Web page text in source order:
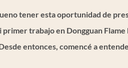
tener esta oportunidad de
primer trabajo en Dongguan
entonces, comencé a